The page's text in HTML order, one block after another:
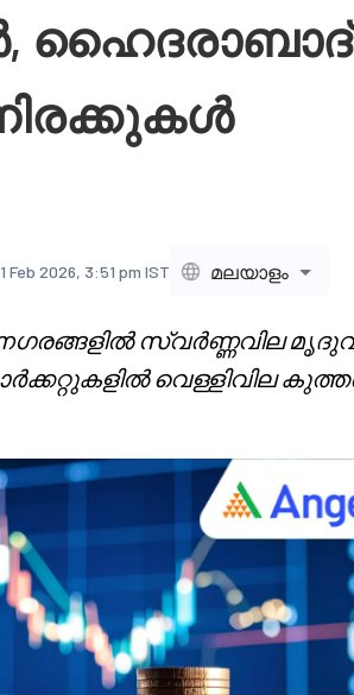
ഹൈദരാബാദ്
1 Feb 2026, 3:51 pm IST മലയാളം
സ്വർണ്ണവില
വെള്ളിവില